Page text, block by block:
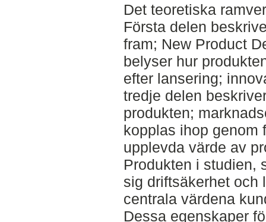
Det teoretiska
Första delen
fram; New Product
belyser hur
efter lansering;
tredje delen
produkten;
kopplas ihop genom
upplevda värde av
Produkten i studien,
sig driftsäkerhet och
centrala värdena
Dessa egenskaper